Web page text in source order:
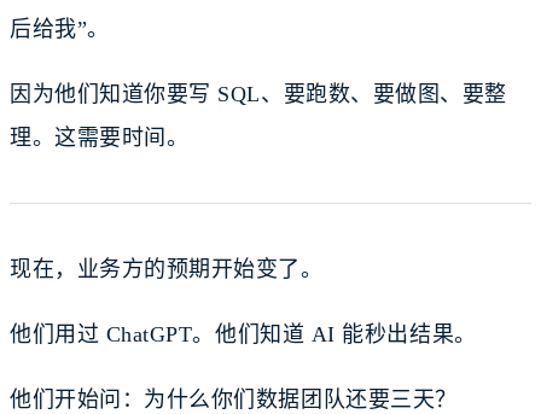
后给我”。
因为他们知道你要写 SQL、要跑数、要做图、要整
理。这需要时间。
现在，业务方的预期开始变了。
他们用过 ChatGPT。他们知道 AI 能秒出结果。
他们开始问：为什么你们数据团队还要三天？